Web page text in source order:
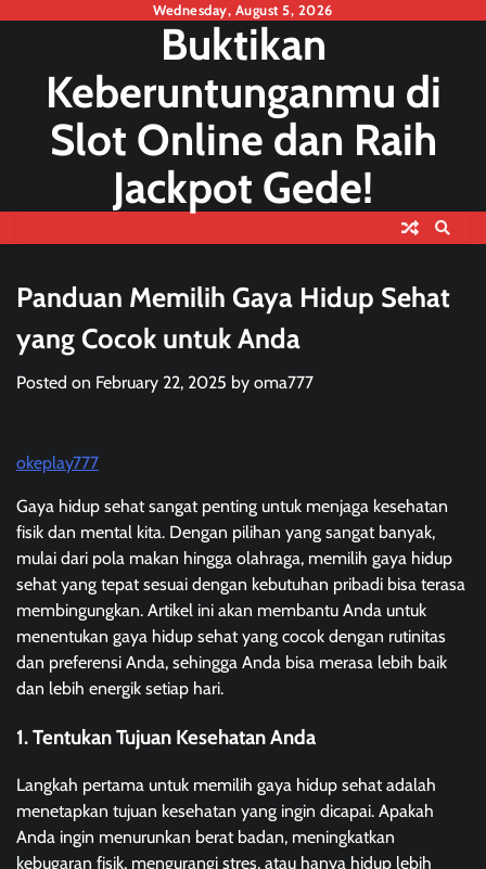
Wednesday, August 5, 2026
Buktikan
Keberuntunganmu di
Slot Online dan Raih
Jackpot Gede!
Panduan Memilih Gaya Hidup Sehat
yang Cocok untuk Anda
Posted on February 22, 2025 by oma777
okeplay777
Gaya hidup sehat sangat penting untuk menjaga kesehatan
fisik dan mental kita. Dengan pilihan yang sangat banyak,
mulai dari pola makan hingga olahraga, memilih gaya hidup
sehat yang tepat sesuai dengan kebutuhan pribadi bisa terasa
membingungkan. Artikel ini akan membantu Anda untuk
menentukan gaya hidup sehat yang cocok dengan rutinitas
dan preferensi Anda, sehingga Anda bisa merasa lebih baik
dan lebih energik setiap hari.
1. Tentukan Tujuan Kesehatan Anda
Langkah pertama untuk memilih gaya hidup sehat adalah
menetapkan tujuan kesehatan yang ingin dicapai. Apakah
Anda ingin menurunkan berat badan, meningkatkan
kebugaran fisik, mengurangi stres, atau hanya hidup lebih